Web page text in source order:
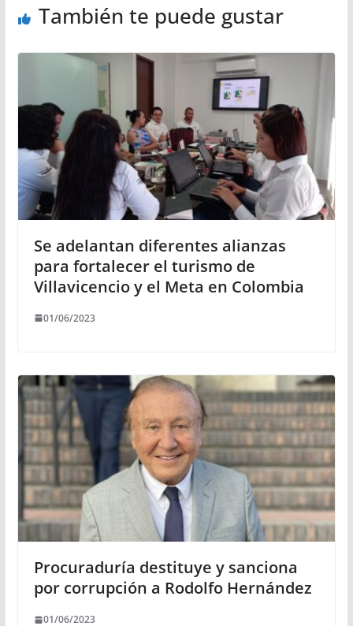
También te puede gustar
Se adelantan diferentes alianzas
para fortalecer el turismo de
Villavicencio y el Meta en Colombia
01/06/2023
Procuraduría destituye y sanciona
por corrupción a Rodolfo Hernández
01/06/2023